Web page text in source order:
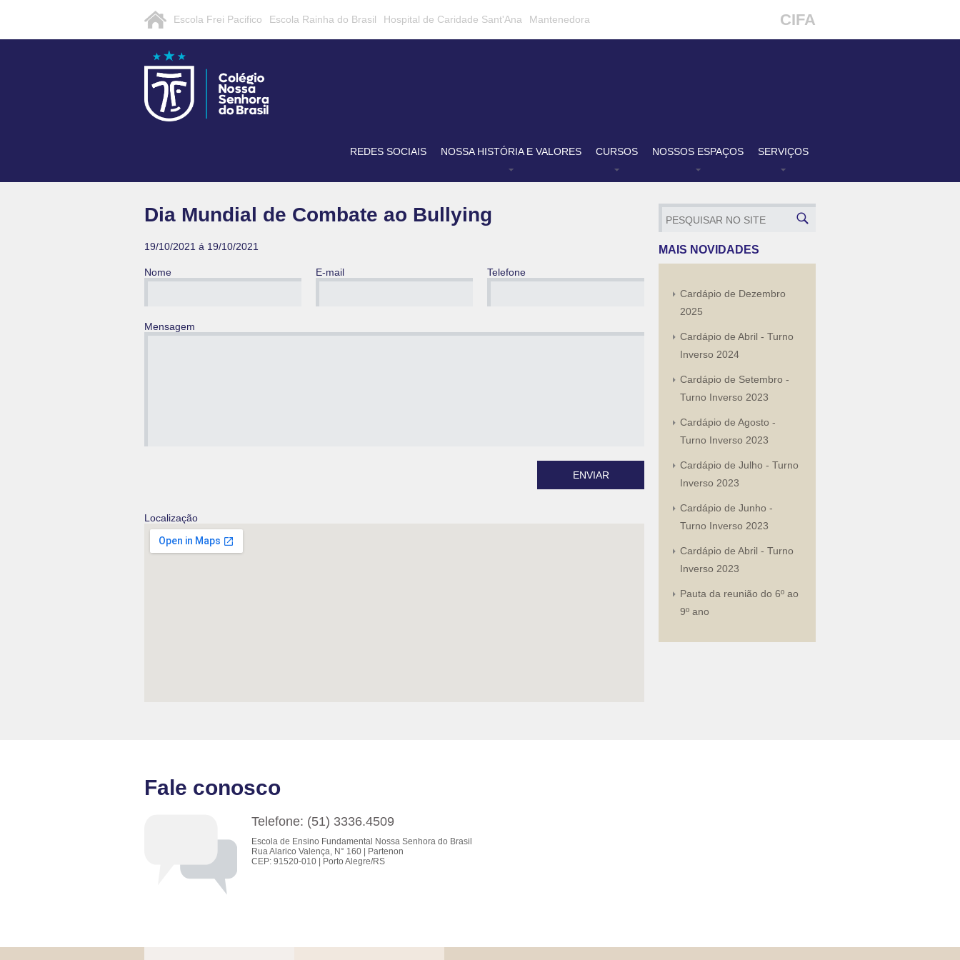
Escola Frei Pacifico Escola Rainha do Brasil Hospital de Caridade Sant'Ana Mantenedora CIFA
REDES SOCIAIS NOSSA HISTÓRIA E VALORES CURSOS NOSSOS ESPAÇOS SERVIÇOS
Dia Mundial de Combate ao Bullying
19/10/2021 á 19/10/2021
Nome E-mail Telefone
Mensagem
ENVIAR
Localização
MAIS NOVIDADES
Cardápio de Dezembro
2025
Cardápio de Abril - Turno
Inverso 2024
Cardápio de Setembro -
Turno Inverso 2023
Cardápio de Agosto -
Turno Inverso 2023
Cardápio de Julho - Turno
Inverso 2023
Cardápio de Junho -
Turno Inverso 2023
Cardápio de Abril - Turno
Inverso 2023
Pauta da reunião do 6º ao
9º ano
Fale conosco
Telefone: (51) 3336.4509
Escola de Ensino Fundamental Nossa Senhora do Brasil
Rua Alarico Valença, N° 160 | Partenon
CEP: 91520-010 | Porto Alegre/RS